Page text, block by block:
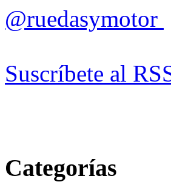
@ruedasymotor
Suscríbete al
Categorías